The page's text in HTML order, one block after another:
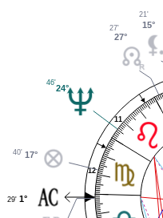
11
12
15°
21'
27°
27'
24°
46'
17°
40'
1°
29'